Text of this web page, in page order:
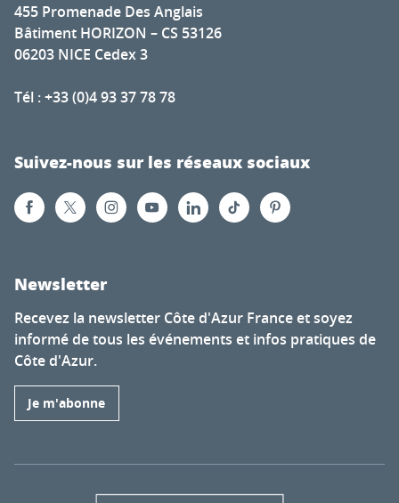
455 Promenade Des Anglais
Bâtiment HORIZON – CS 53126
06203 NICE Cedex 3
Tél : +33 (0)4 93 37 78 78
Suivez-nous sur les réseaux sociaux
Newsletter
Recevez la newsletter Côte d'Azur France et soyez
informé de tous les événements et infos pratiques de
Côte d'Azur.
Je m'abonne